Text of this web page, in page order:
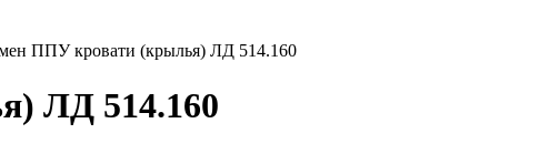
ППУ кровати (крылья) ЛД 514.160
ЛД 514.160